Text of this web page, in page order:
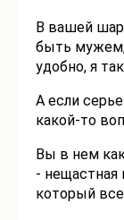
В вашей
быть
удобно, я
А если
какой-то
Вы в нем
- нещастная
который